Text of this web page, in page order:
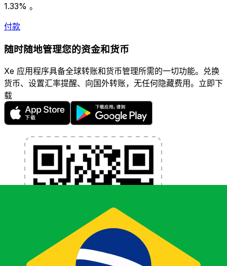
1.33% 。
付款
随时随地管理您的资金和货币
Xe 应用程序具备全球转账和货币管理所需的一切功能。兑换
货币、设置汇率提醒、向国外转账，无任何隐藏费用。立即下
载